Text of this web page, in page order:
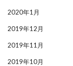
2020年1月
2019年12月
2019年11月
2019年10月